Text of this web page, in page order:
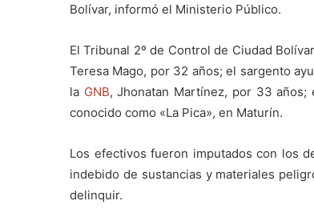
Bolívar, informó el Ministerio Público.
El Tribunal 2º de Control de Ciudad
Teresa Mago, por 32 años; el sargento
la GNB, Jhonatan Martínez, por 33
conocido como «La Pica», en Maturín.
Los efectivos fueron imputados con los
indebido de sustancias y materiales
delinquir.